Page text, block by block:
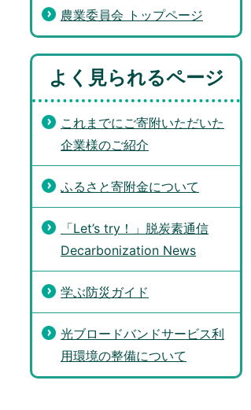
農業委員会 トップページ
よく見られるページ
これまでにご寄附いただいた
企業様のご紹介
ふるさと寄附金について
「Let’s try！」脱炭素通信
Decarbonization News
学ぶ防災ガイド
光ブロードバンドサービス利
用環境の整備について